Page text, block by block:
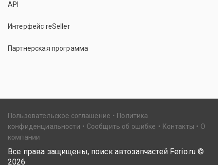
API
Интерфейс reSeller
Партнерская программа
Пользовательское соглашение
Политика
конфиденциальности
Сообщить об ошибке Контакты
О
компании
Все права защищены, поиск автозапчастей Ferio.ru ©
2026